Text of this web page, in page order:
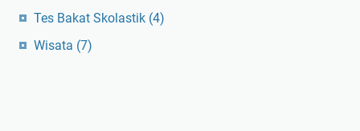
Tes Bakat Skolastik (4)
Wisata (7)